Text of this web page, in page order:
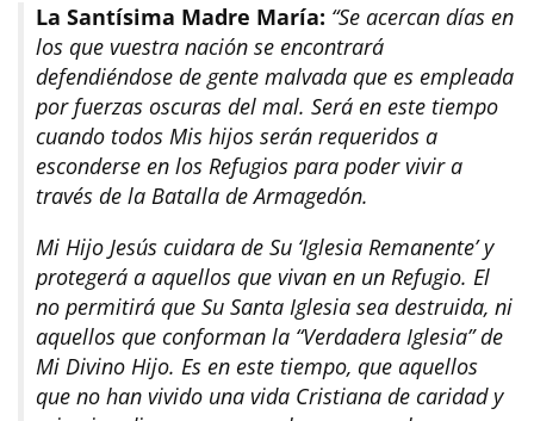
La Santísima Madre María: “Se acercan días en
los que vuestra nación se encontrará
defendiéndose de gente malvada que es empleada
por fuerzas oscuras del mal. Será en este tiempo
cuando todos Mis hijos serán requeridos a
esconderse en los Refugios para poder vivir a
través de la Batalla de Armagedón.
Mi Hijo Jesús cuidara de Su ‘Iglesia Remanente’ y
protegerá a aquellos que vivan en un Refugio. El
no permitirá que Su Santa Iglesia sea destruida, ni
aquellos que conforman la “Verdadera Iglesia” de
Mi Divino Hijo. Es en este tiempo, que aquellos
que no han vivido una vida Cristiana de caridad y